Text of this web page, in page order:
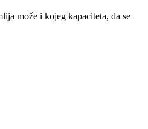
može i kojeg kapaciteta, da se